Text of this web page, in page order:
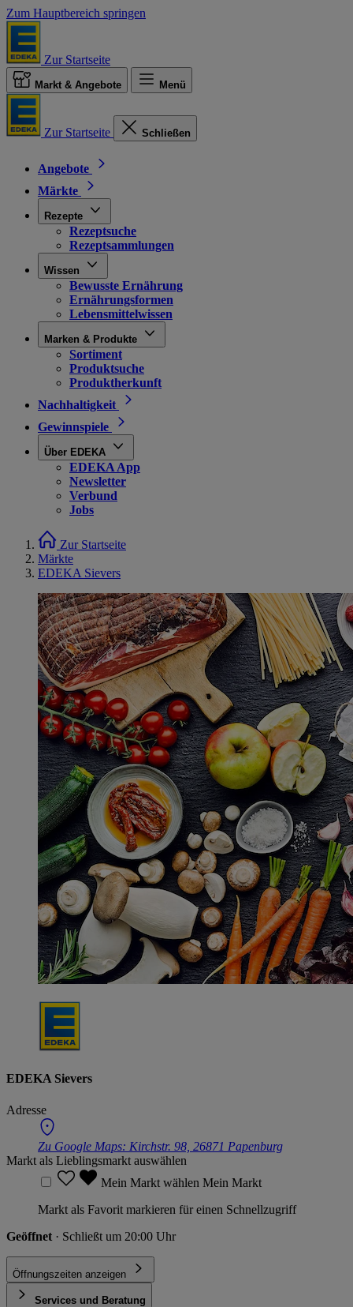
Zum Hauptbereich springen
Zur Startseite
Markt & Angebote Menü
Zur Startseite Schließen
Angebote
Märkte
Rezepte
Rezeptsuche
Rezeptsammlungen
Wissen
Bewusste Ernährung
Ernährungsformen
Lebensmittelwissen
Marken & Produkte
Sortiment
Produktsuche
Produktherkunft
Nachhaltigkeit
Gewinnspiele
Über EDEKA
EDEKA App
Newsletter
Verbund
Jobs
Zur Startseite
Märkte
EDEKA Sievers
EDEKA Sievers
Adresse
Zu Google Maps: Kirchstr. 98, 26871 Papenburg
Markt als Lieblingsmarkt auswählen
Mein Markt wählen Mein Markt
Markt als Favorit markieren für einen Schnellzugriff
Geöffnet · Schließt um 20:00 Uhr
Öffnungszeiten anzeigen
Services und Beratung